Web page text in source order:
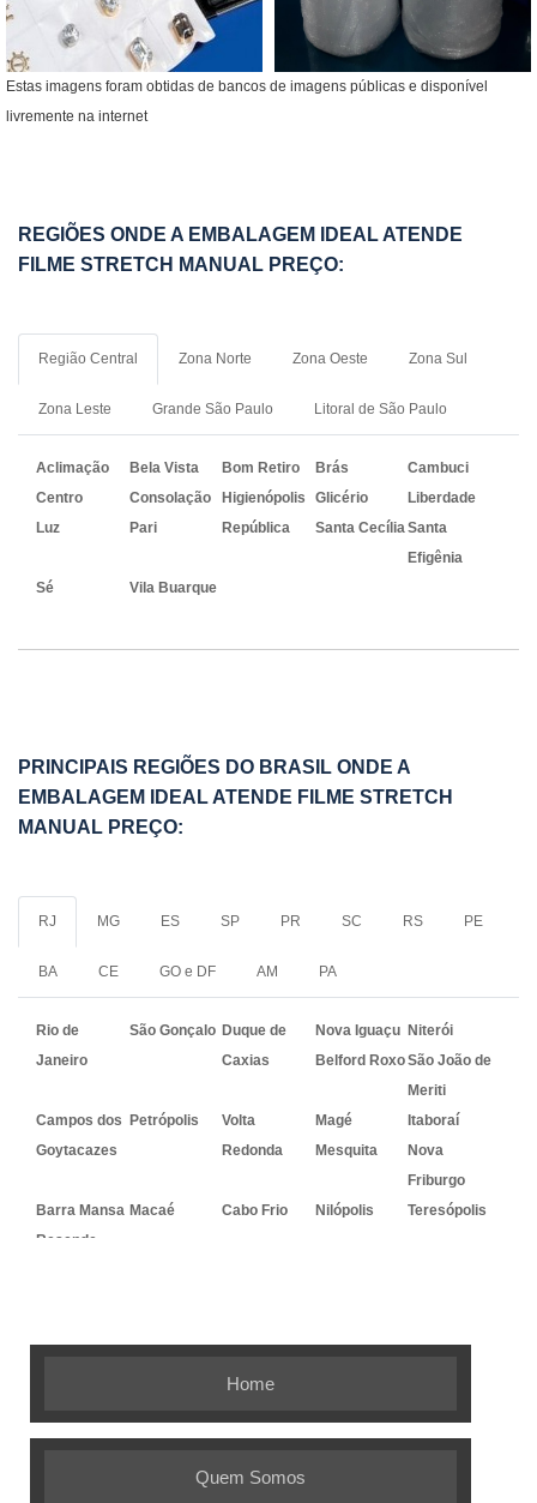
Estas imagens foram obtidas de bancos de imagens públicas e disponível
livremente na internet
REGIÕES ONDE A EMBALAGEM IDEAL ATENDE
FILME STRETCH MANUAL PREÇO:
Região Central Zona Norte Zona Oeste Zona Sul
Zona Leste Grande São Paulo Litoral de São Paulo
Aclimação Bela Vista Bom Retiro Brás
Cambuci
Centro
Consolação Higienópolis Glicério
Liberdade
Luz
Pari República Santa Cecília Santa
Efigênia
Sé
Vila Buarque
PRINCIPAIS REGIÕES DO BRASIL ONDE A
EMBALAGEM IDEAL ATENDE FILME STRETCH
MANUAL PREÇO:
RJ MG ES SP PR SC RS PE
BA CE GO e DF AM PA
Rio de
Janeiro
São Gonçalo Duque de
Caxias
Nova Iguaçu Niterói
Belford RoxoSão João de
Meriti
Campos dos
Goytacazes
Petrópolis
Volta
Redonda
Magé
Itaboraí
Mesquita
Nova
Friburgo
Barra Mansa Macaé Cabo Frio Nilópolis
Teresópolis
Resende
Home
Quem Somos